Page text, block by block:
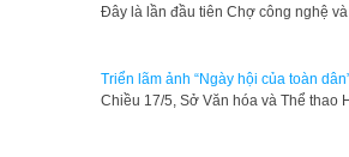
Đây là lần đầu tiên Chợ công nghệ
Triển lãm ảnh “Ngày hội của toàn
Chiều 17/5, Sở Văn hóa và Thể thao